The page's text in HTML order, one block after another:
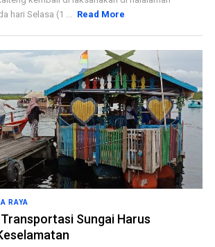
hari Selasa (1 ... Read More
RAYA
Sungai Harus